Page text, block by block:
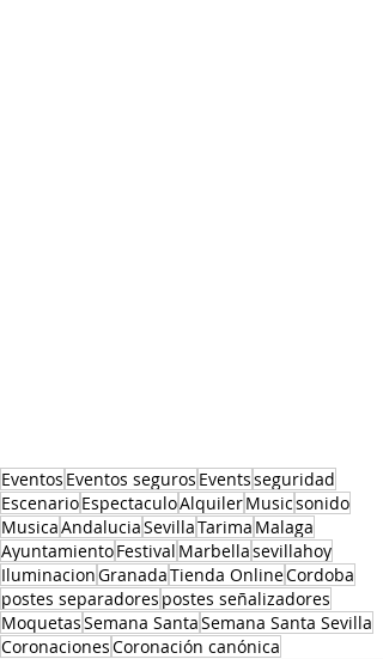
Eventos Eventos seguros Eventsseguridad
EscenarioEspectaculoAlquilerMusicsonido
MusicaAndaluciaSevillaTarima Malaga
AyuntamientoFestival Marbellasevillahoy
IluminacionGranadaTienda OnlineCordoba
postes separadores postes señalizadores
MoquetasSemana SantaSemana Santa Sevilla
CoronacionesCoronación canónica